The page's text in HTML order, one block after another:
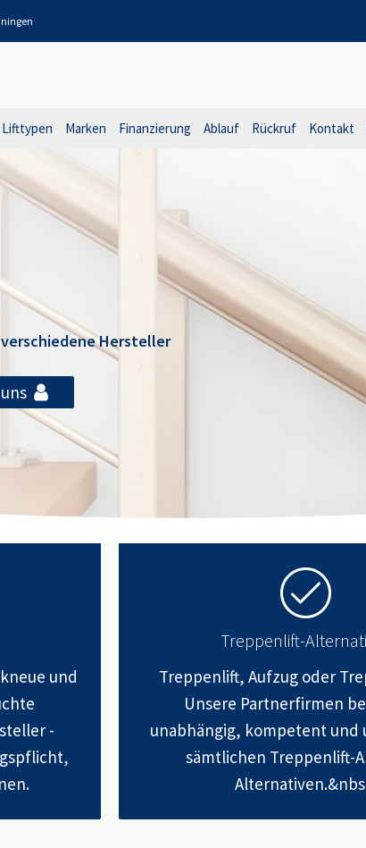
Lifttypen Marken Finanzierung Ablauf Rückruf Kontakt
Hersteller
und
-
Treppenlift-
Treppenlift, Aufzug oder
Unsere Partnerfirmen
unabhängig, kompetent und
sämtlichen Treppenlift-